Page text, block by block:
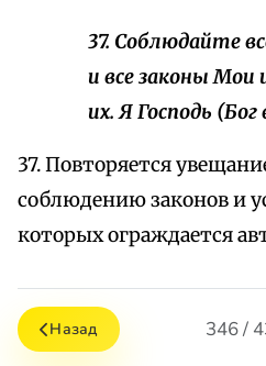
37. Соблюдайте
и все законы Мои
их. Я Господь (Бог
37. Повторяется
соблюдению законов и
которых ограждается
Назад 346 /